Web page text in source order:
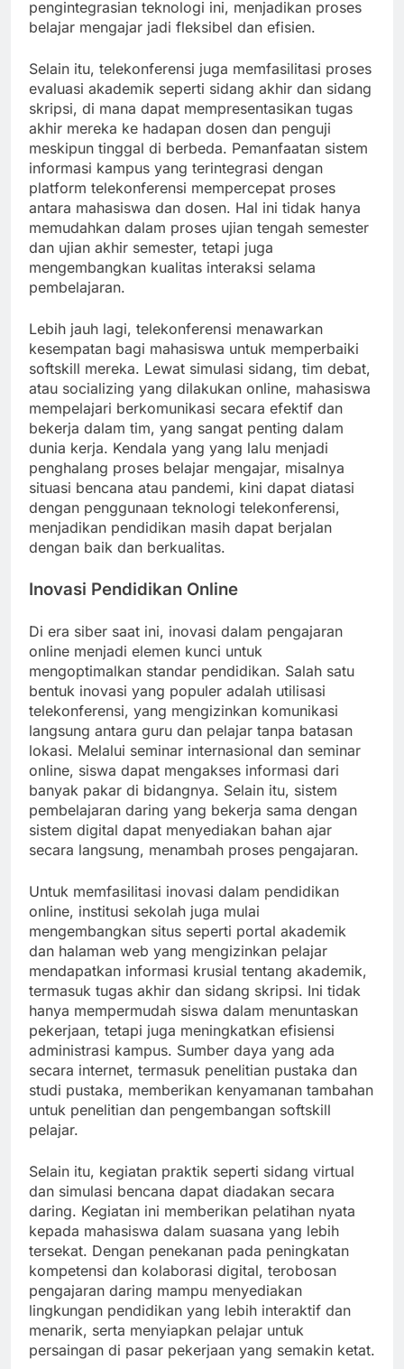
pengintegrasian teknologi ini, menjadikan proses
belajar mengajar jadi fleksibel dan efisien.
Selain itu, telekonferensi juga memfasilitasi proses
evaluasi akademik seperti sidang akhir dan sidang
skripsi, di mana dapat mempresentasikan tugas
akhir mereka ke hadapan dosen dan penguji
meskipun tinggal di berbeda. Pemanfaatan sistem
informasi kampus yang terintegrasi dengan
platform telekonferensi mempercepat proses
antara mahasiswa dan dosen. Hal ini tidak hanya
memudahkan dalam proses ujian tengah semester
dan ujian akhir semester, tetapi juga
mengembangkan kualitas interaksi selama
pembelajaran.
Lebih jauh lagi, telekonferensi menawarkan
kesempatan bagi mahasiswa untuk memperbaiki
softskill mereka. Lewat simulasi sidang, tim debat,
atau socializing yang dilakukan online, mahasiswa
mempelajari berkomunikasi secara efektif dan
bekerja dalam tim, yang sangat penting dalam
dunia kerja. Kendala yang yang lalu menjadi
penghalang proses belajar mengajar, misalnya
situasi bencana atau pandemi, kini dapat diatasi
dengan penggunaan teknologi telekonferensi,
menjadikan pendidikan masih dapat berjalan
dengan baik dan berkualitas.
Inovasi Pendidikan Online
Di era siber saat ini, inovasi dalam pengajaran
online menjadi elemen kunci untuk
mengoptimalkan standar pendidikan. Salah satu
bentuk inovasi yang populer adalah utilisasi
telekonferensi, yang mengizinkan komunikasi
langsung antara guru dan pelajar tanpa batasan
lokasi. Melalui seminar internasional dan seminar
online, siswa dapat mengakses informasi dari
banyak pakar di bidangnya. Selain itu, sistem
pembelajaran daring yang bekerja sama dengan
sistem digital dapat menyediakan bahan ajar
secara langsung, menambah proses pengajaran.
Untuk memfasilitasi inovasi dalam pendidikan
online, institusi sekolah juga mulai
mengembangkan situs seperti portal akademik
dan halaman web yang mengizinkan pelajar
mendapatkan informasi krusial tentang akademik,
termasuk tugas akhir dan sidang skripsi. Ini tidak
hanya mempermudah siswa dalam menuntaskan
pekerjaan, tetapi juga meningkatkan efisiensi
administrasi kampus. Sumber daya yang ada
secara internet, termasuk penelitian pustaka dan
studi pustaka, memberikan kenyamanan tambahan
untuk penelitian dan pengembangan softskill
pelajar.
Selain itu, kegiatan praktik seperti sidang virtual
dan simulasi bencana dapat diadakan secara
daring. Kegiatan ini memberikan pelatihan nyata
kepada mahasiswa dalam suasana yang lebih
tersekat. Dengan penekanan pada peningkatan
kompetensi dan kolaborasi digital, terobosan
pengajaran daring mampu menyediakan
lingkungan pendidikan yang lebih interaktif dan
menarik, serta menyiapkan pelajar untuk
persaingan di pasar pekerjaan yang semakin ketat.